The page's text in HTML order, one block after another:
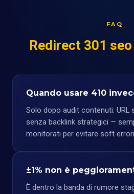
FAQ
Redirect 301 seo
Quando usare 410
Solo dopo audit contenuti: URL
senza backlink strategici —
monitorati per evitare soft errori
±1% non è
È dentro la banda di rumore